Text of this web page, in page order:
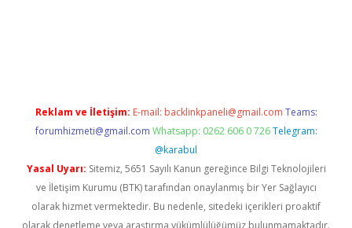
Reklam ve İletişim: E-mail: backlinkpaneli@gmail.com Teams:
forumhizmeti@gmail.com Whatsapp: 0262 606 0 726 Telegram:
@karabul
Yasal Uyarı: Sitemiz, 5651 Sayılı Kanun gereğince Bilgi Teknolojileri
ve İletişim Kurumu (BTK) tarafından onaylanmış bir Yer Sağlayıcı
olarak hizmet vermektedir. Bu nedenle, sitedeki içerikleri proaktif
olarak denetleme veya araştırma yükümlülüğümüz bulunmamaktadır.